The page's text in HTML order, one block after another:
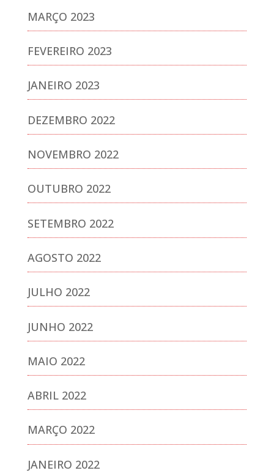
MARÇO 2023
FEVEREIRO 2023
JANEIRO 2023
DEZEMBRO 2022
NOVEMBRO 2022
OUTUBRO 2022
SETEMBRO 2022
AGOSTO 2022
JULHO 2022
JUNHO 2022
MAIO 2022
ABRIL 2022
MARÇO 2022
JANEIRO 2022